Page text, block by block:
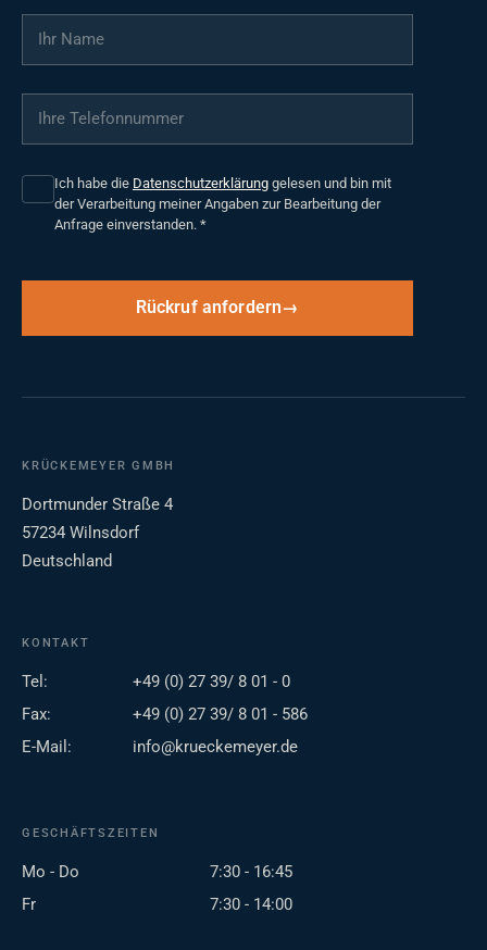
Ihr Name
Ihre Telefonnummer
Ich habe die Datenschutzerklärung gelesen und bin mit
der Verarbeitung meiner Angaben zur Bearbeitung der
Anfrage einverstanden. *
Rückruf anfordern
KRÜCKEMEYER GMBH
Dortmunder Straße 4
57234 Wilnsdorf
Deutschland
KONTAKT
Tel:
+49 (0) 27 39/ 8 01 - 0
Fax:
+49 (0) 27 39/ 8 01 - 586
E-Mail:
info@krueckemeyer.de
GESCHÄFTSZEITEN
Mo - Do
7:30 - 16:45
Fr
7:30 - 14:00